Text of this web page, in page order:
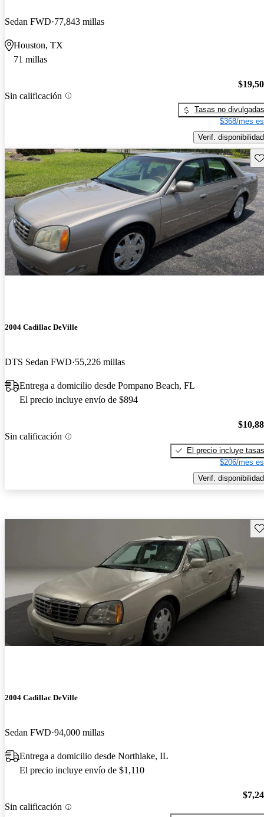
Sedan FWD 77,843 millas
Houston, TX
71 millas
Sin calificación
Tasas no divulgadas
$368/mes
Verif. disponibilidad
2004 Cadillac DeVille
DTS Sedan FWD 55,226 millas
Entrega a domicilio desde Pompano Beach, FL
El precio incluye envío de $894
Sin calificación
El precio incluye tasas
$206/mes
Verif. disponibilidad
2004 Cadillac DeVille
Sedan FWD 94,000 millas
Entrega a domicilio desde Northlake, IL
El precio incluye envío de $1,110
Sin calificación